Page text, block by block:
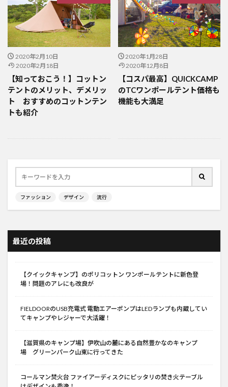
2020年2月10日
2020年2月18日
【知っておこう！】コットン
テントのメリット、デメリッ
ト おすすめのコットンテン
トも紹介
2020年1月28日
2020年12月8日
【コスパ最高】QUICKCAMP
のTCワンポールテント価格も
機能も大満足
ファッション デザイン 流行
最近の投稿
【クイックキャンプ】のポリコットン ワンポールテントに新色登
場！問題のアレにも改良が
FIELDOORのUSB充電式 電動エアーポンプはLEDランプも内蔵してい
てキャンプやレジャーで大活躍！
【滋賀県のキャンプ場】伊吹山の麓にある自然豊かなのキャンプ
場 グリーンパーク山東に行ってきた
コールマン焚火台 ファイアーディスクにピッタリの焚き火テーブル